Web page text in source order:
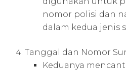
nomor polisi dan
dalam kedua jenis
Tanggal dan Nomor
Keduanya